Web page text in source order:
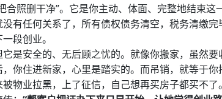
合照删干净”。它是你主动、体面、完整地结束这
有任何关系了，所有债权债务清空，税务清缴
段创业。
是安全的、无后顾之忧的。就像你搬家，虽然
你住进新家，心里是踏实的。而吊销，就等于你
物业拉黑，上了征信，自己想再买房子都买不了。